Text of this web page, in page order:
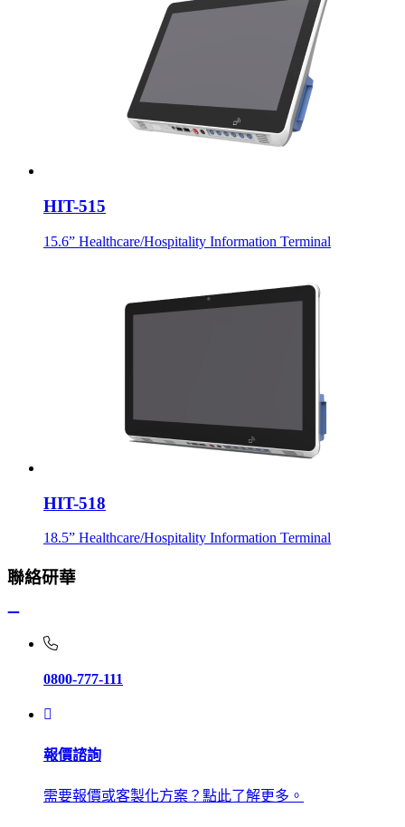
HIT-515
15.6” Healthcare/Hospitality Information Terminal
HIT-518
18.5” Healthcare/Hospitality Information Terminal
聯絡研華
0800-777-111
報價諮詢
需要報價或客製化方案？點此了解更多。